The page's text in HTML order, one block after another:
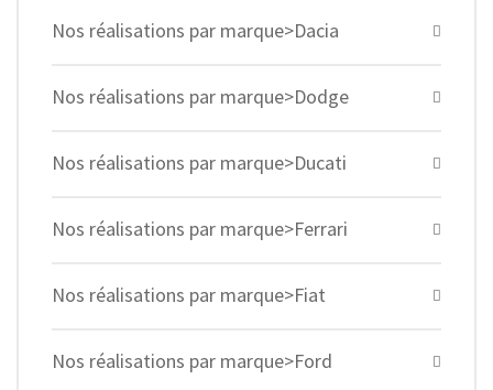
Nos réalisations par marque>Dacia
Nos réalisations par marque>Dodge
Nos réalisations par marque>Ducati
Nos réalisations par marque>Ferrari
Nos réalisations par marque>Fiat
Nos réalisations par marque>Ford